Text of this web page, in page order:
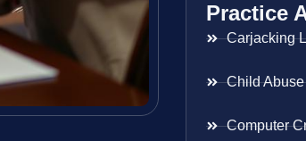
Practice
Carjacking
Child
Computer